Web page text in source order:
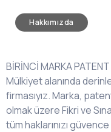
Hakkımızda
BİRİNCİ MARKA
Mülkiyet alanında
firmasıyız. Marka,
olmak üzere Fikri ve
tüm haklarınızı